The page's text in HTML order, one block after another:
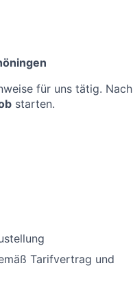
für uns tätig. Nach
starten.
Tarifvertrag und